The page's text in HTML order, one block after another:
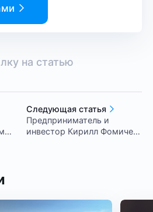
на статью
Следующая статья
Предприниматель и
инвестор Кирилл Фомичев